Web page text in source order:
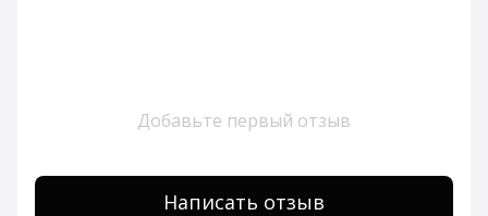
Добавьте первый отзыв
Написать отзыв